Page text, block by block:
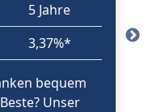
5 Jahre
3,37%*
bequem
Unser